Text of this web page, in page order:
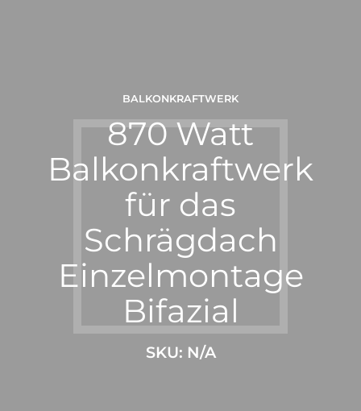
BALKONKRAFTWERK
870 Watt
Balkonkraftwerk
für das
Schrägdach
Einzelmontage
Bifazial
SKU: N/A